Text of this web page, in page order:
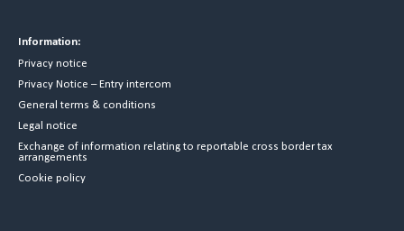
Information:
Privacy notice
Privacy Notice – Entry intercom
General terms & conditions
Legal notice
Exchange of information relating to reportable cross border tax
arrangements
Cookie policy